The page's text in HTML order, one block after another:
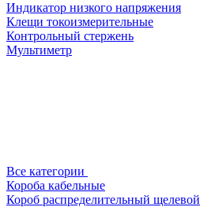
Индикатор низкого напряжения
Клещи токоизмерительные
Контрольный стержень
Мультиметр
Все категории
Короба кабельные
Короб распределительный щелевой